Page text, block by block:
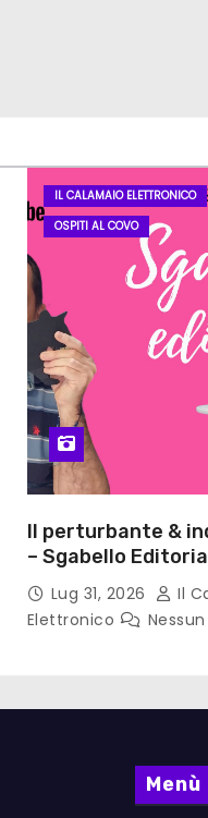
IL CALAMAIO ELETTRONICO
OSPITI AL COVO
Il perturbante &
– Sgabello
Lug 31, 2026
Il
Elettronico